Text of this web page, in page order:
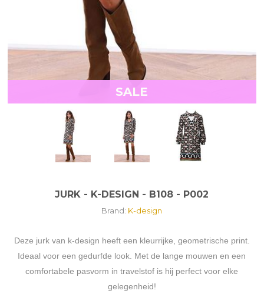
SALE
JURK - K-DESIGN - B108 - P002
Brand: K-design
Deze jurk van k-design heeft een kleurrijke, geometrische print.
Ideaal voor een gedurfde look. Met de lange mouwen en een
comfortabele pasvorm in travelstof is hij perfect voor elke
gelegenheid!